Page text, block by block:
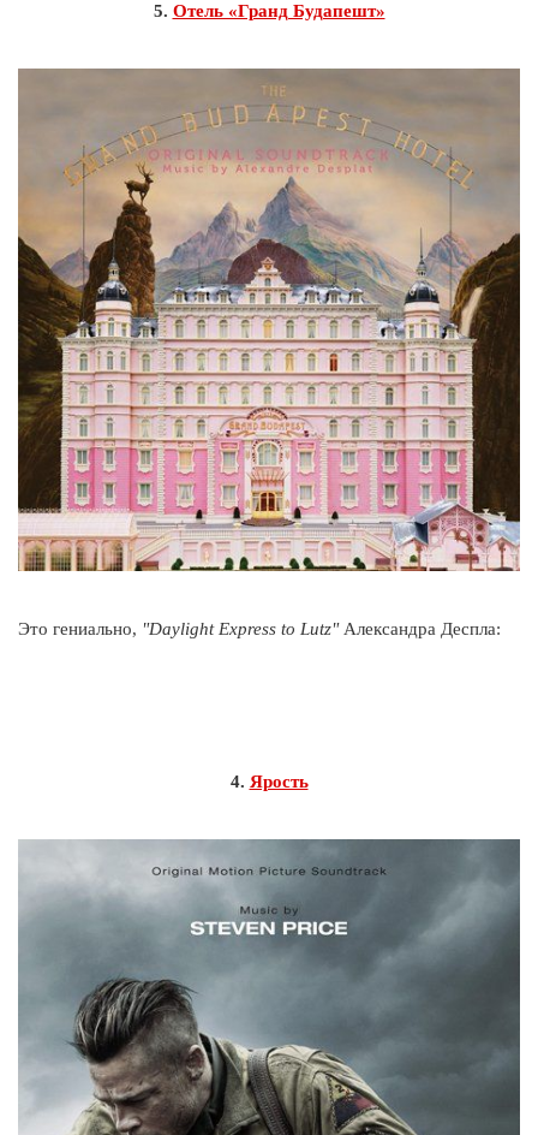
5. Отель «Гранд Будапешт»
Это гениально, "Daylight Express to Lutz"Александра Деспла:
4. Ярость